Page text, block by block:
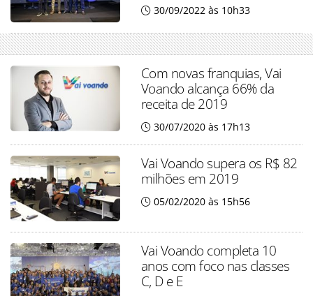
30/09/2022 às 10h33
Com novas franquias, Vai
Voando alcança 66% da
receita de 2019
30/07/2020 às 17h13
Vai Voando supera os R$ 82
milhões em 2019
05/02/2020 às 15h56
Vai Voando completa 10
anos com foco nas classes
C, D e E